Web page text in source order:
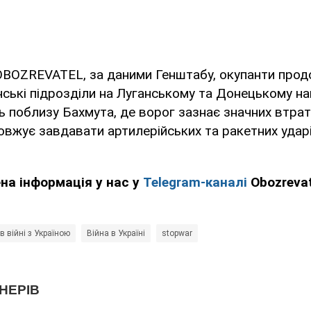
за даними Генштабу, окупанти
підрозділи на Луганському та Донецькому
поблизу Бахмута, де ворог зазнає значних
завдавати артилерійських та ракетних
інформація у нас у Telegram-каналі
війні з Україною Війна в Україні stopwar